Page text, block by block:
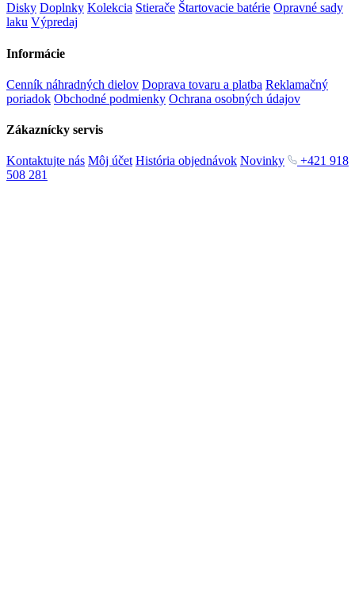
Disky Doplnky Kolekcia Stierače Štartovacie batérie Opravné sady
laku Výpredaj
Informácie
Cenník náhradných dielov Doprava tovaru a platba Reklamačný
poriadok Obchodné podmienky Ochrana osobných údajov
Zákaznícky servis
Kontaktujte nás Môj účet História objednávok Novinky
+421 918
508 281